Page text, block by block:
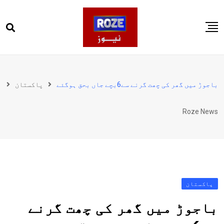
to
پاکستان
کھیل
باجوڑ میں گھر کی چھت گرنے سے6بچے جاں بحق ہوگئے پاکستان
Roze News
پاکستان
باجوڑ میں گھر کی چھت گرنے